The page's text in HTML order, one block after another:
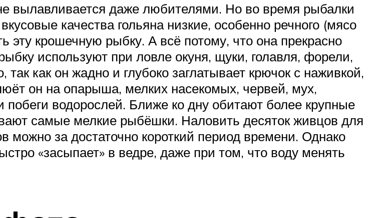
вылавливается даже любителями. Но во время рыбалки
качества гольяна низкие, особенно речного (мясо
эту крошечную рыбку. А всё потому, что она прекрасно
используют при ловле окуня, щуки, голавля, форели,
как он жадно и глубоко заглатывает крючок с наживкой,
он на опарыша, мелких насекомых, червей, мух,
побеги водорослей. Ближе ко дну обитают более крупные
самые мелкие рыбёшки. Наловить десяток живцов для
за достаточно короткий период времени. Однако
«засыпает» в ведре, даже при том, что воду менять